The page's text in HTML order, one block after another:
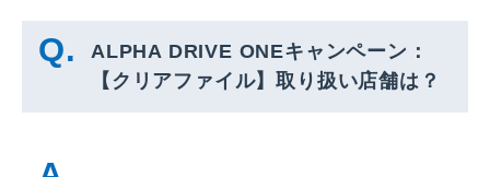
ALPHA DRIVE ONEキャンペーン：
【クリアファイル】取り扱い店舗は？